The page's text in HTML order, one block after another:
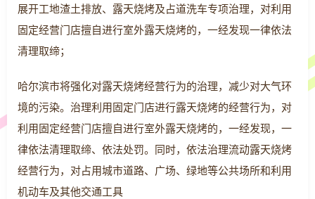
展开工地渣土排放、露天烧烤及占道洗车专项治理，对利用
固定经营门店擅自进行室外露天烧烤的，一经发现一律依法
清理取缔；
哈尔滨市将强化对露天烧烤经营行为的治理，减少对大气环
境的污染。治理利用固定门店进行露天烧烤的经营行为，对
利用固定经营门店擅自进行室外露天烧烤的，一经发现，一
律依法清理取缔、依法处罚。同时，依法治理流动露天烧烤
经营行为，对占用城市道路、广场、绿地等公共场所和利用
机动车及其他交通工具